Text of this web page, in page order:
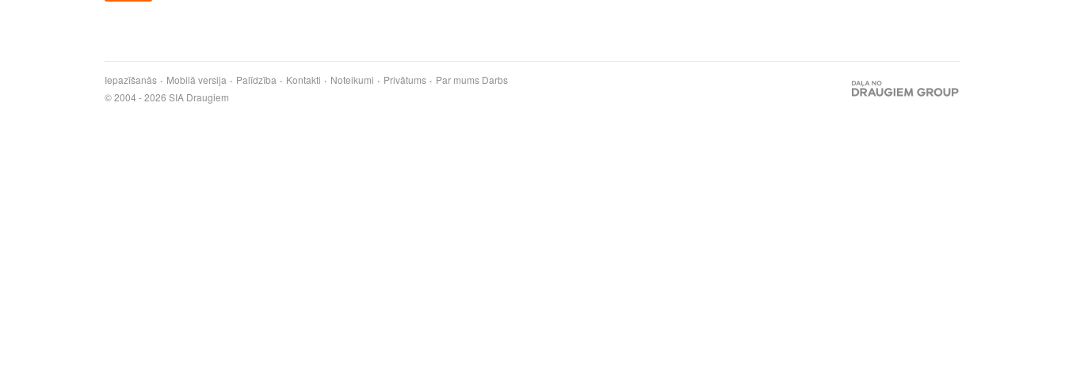
Iepazīšanās Mobilā versija Palīdzība Kontakti Noteikumi Privātums Par mums Darbs
© 2004 - 2026 SIA Draugiem